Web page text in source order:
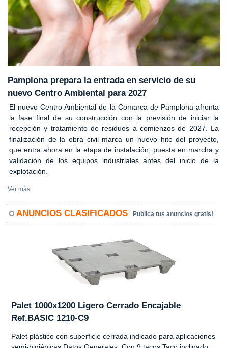
Pamplona prepara la entrada en servicio de su
nuevo Centro Ambiental para 2027
El nuevo Centro Ambiental de la Comarca de Pamplona afronta
la fase final de su construcción con la previsión de iniciar la
recepción y tratamiento de residuos a comienzos de 2027. La
finalización de la obra civil marca un nuevo hito del proyecto,
que entra ahora en la etapa de instalación, puesta en marcha y
validación de los equipos industriales antes del inicio de la
explotación.
Ver más
ANUNCIOS CLASIFICADOS Publica tus anuncios gratis!
Palet 1000x1200 Ligero Cerrado Encajable
Ref.BASIC 1210-C9
Palet plástico con superficie cerrada indicado para aplicaciones